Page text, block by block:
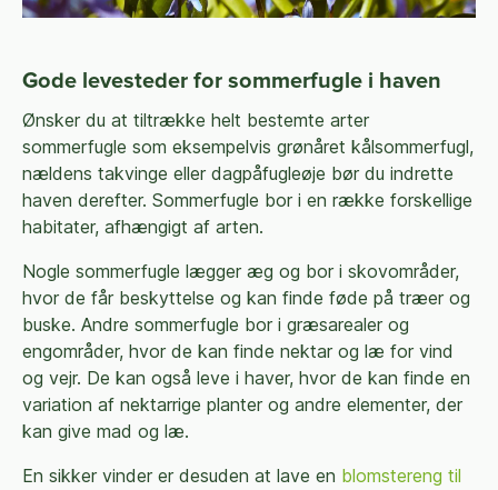
Gode levesteder for sommerfugle i haven
Ønsker du at tiltrække helt bestemte arter
sommerfugle som eksempelvis grønåret kålsommerfugl,
nældens takvinge eller dagpåfugleøje bør du indrette
haven derefter. Sommerfugle bor i en række forskellige
habitater, afhængigt af arten.
Nogle sommerfugle lægger æg og bor i skovområder,
hvor de får beskyttelse og kan finde føde på træer og
buske. Andre sommerfugle bor i græsarealer og
engområder, hvor de kan finde nektar og læ for vind
og vejr. De kan også leve i haver, hvor de kan finde en
variation af nektarrige planter og andre elementer, der
kan give mad og læ.
En sikker vinder er desuden at lave en blomstereng til